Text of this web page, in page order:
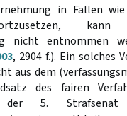
in Fällen
nicht entnommen
, 2904 f.). Ein solches
aus dem
des fairen
5. Strafsenat